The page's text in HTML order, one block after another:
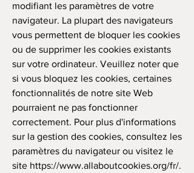
modifiant les paramètres de votre
navigateur. La plupart des navigateurs
vous permettent de bloquer les cookies
ou de supprimer les cookies existants
sur votre ordinateur. Veuillez noter que
si vous bloquez les cookies, certaines
fonctionnalités de notre site Web
pourraient ne pas fonctionner
correctement. Pour plus d'informations
sur la gestion des cookies, consultez les
paramètres du navigateur ou visitez le
site https://www.allaboutcookies.org/fr/.